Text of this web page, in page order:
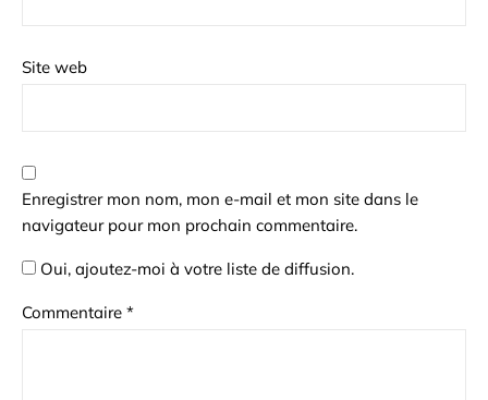
Site web
Enregistrer mon nom, mon e-mail et mon site dans le
navigateur pour mon prochain commentaire.
Oui, ajoutez-moi à votre liste de diffusion.
Commentaire *